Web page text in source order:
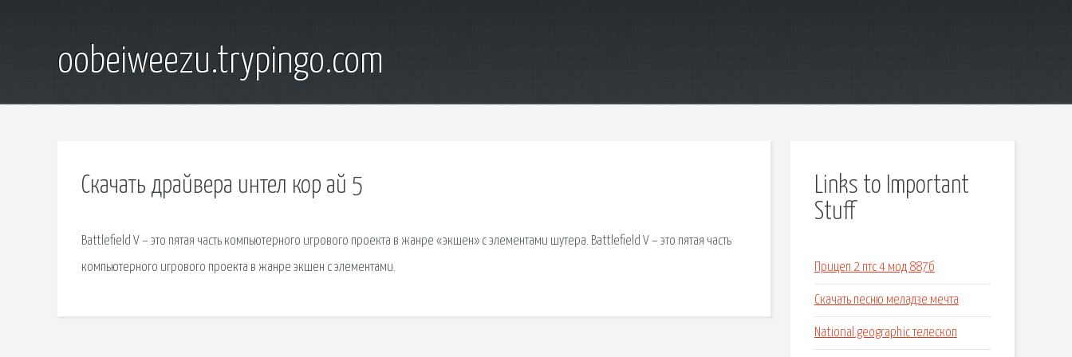
oobeiweezu.trypingo.com
Скачать драйвера интел кор ай 5
Battlefield V – это пятая часть компьютерного игрового проекта в жанре «экшен» с элементами шутера. Battlefield V – это пятая часть
компьютерного игрового проекта в жанре экшен с элементами.
Links to Important
Stuff
Прицеп 2 птс 4 мод 887б
Скачать песню меладзе мечта
National geographic телескоп